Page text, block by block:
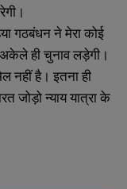
गठबंधन ने मेरा कोई
अकेले ही चुनाव लड़ेगी।
नहीं है। इतना ही
जोड़ो न्याय यात्रा के